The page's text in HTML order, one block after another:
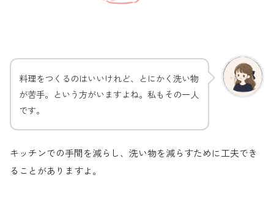
料理をつくるのはいいけれど、とにかく洗い物
が苦手。という方がいますよね。私もその一人
です。
キッチンでの手間を減らし、洗い物を減らすために工夫でき
ることがありますよ。